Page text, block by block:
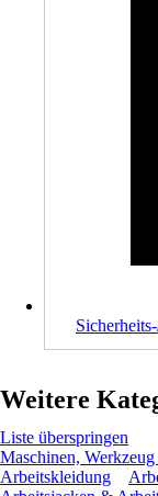
Weitere
Liste überspringen
Maschinen,
Arbeitskleidung